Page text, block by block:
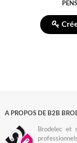
A PROPOS DE B2B
Brodelec et